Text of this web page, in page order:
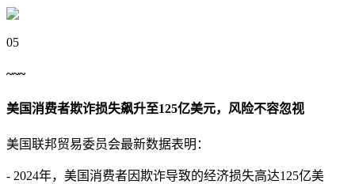
05
~~~
美国消费者欺诈损失飙升至125亿美元，风险不容忽视
美国联邦贸易委员会最新数据表明：
- 2024年，美国消费者因欺诈导致的经济损失高达125亿美